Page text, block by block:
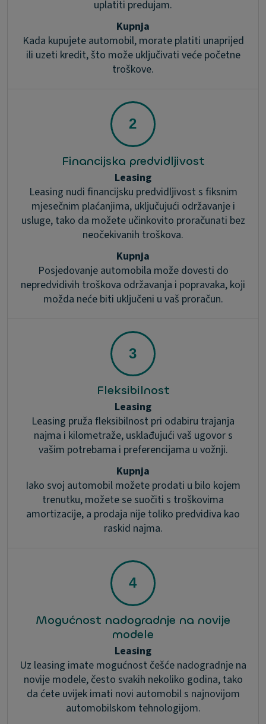
uplatiti predujam.
Kupnja
Kada kupujete automobil, morate platiti unaprijed
ili uzeti kredit, što može uključivati veće početne
troškove.
Financijska predvidljivost
Leasing
Leasing nudi financijsku predvidljivost s fiksnim
mjesečnim plaćanjima, uključujući održavanje i
usluge, tako da možete učinkovito proračunati bez
neočekivanih troškova.
Kupnja
Posjedovanje automobila može dovesti do
nepredvidivih troškova održavanja i popravaka, koji
možda neće biti uključeni u vaš proračun.
Fleksibilnost
Leasing
Leasing pruža fleksibilnost pri odabiru trajanja
najma i kilometraže, usklađujući vaš ugovor s
vašim potrebama i preferencijama u vožnji.
Kupnja
Iako svoj automobil možete prodati u bilo kojem
trenutku, možete se suočiti s troškovima
amortizacije, a prodaja nije toliko predvidiva kao
raskid najma.
Mogućnost nadogradnje na novije
modele
Leasing
Uz leasing imate mogućnost češće nadogradnje na
novije modele, često svakih nekoliko godina, tako
da ćete uvijek imati novi automobil s najnovijom
automobilskom tehnologijom.